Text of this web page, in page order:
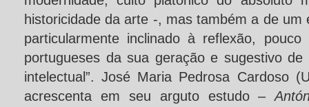
historicidade da arte -, mas também a de
particularmente inclinado à reflexão,
portugueses da sua geração e sugestivo
intelectual”. José Maria Pedrosa Cardoso
acrescenta em seu arguto estudo –